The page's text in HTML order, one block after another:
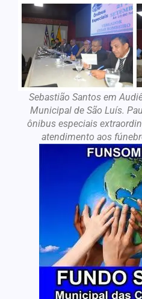
Sebastião Santos em
Municipal de São Luís.
ônibus especiais
atendimento aos